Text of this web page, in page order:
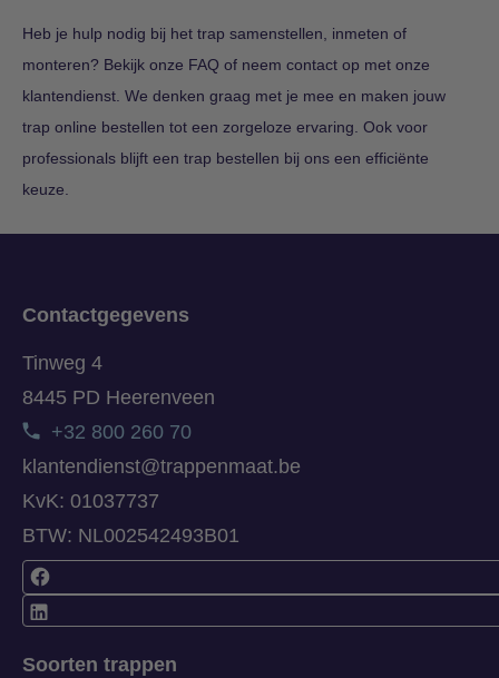
Heb je hulp nodig bij het trap samenstellen, inmeten of
monteren? Bekijk onze FAQ of neem contact op met onze
klantendienst. We denken graag met je mee en maken jouw
trap online bestellen tot een zorgeloze ervaring. Ook voor
professionals blijft een trap bestellen bij ons een efficiënte
keuze.
Soorten trappen
Contactgegevens
Tinweg 4
8445 PD Heerenveen
+32 800 260 70
klantendienst@trappenmaat.be
KvK: 01037737
BTW: NL002542493B01